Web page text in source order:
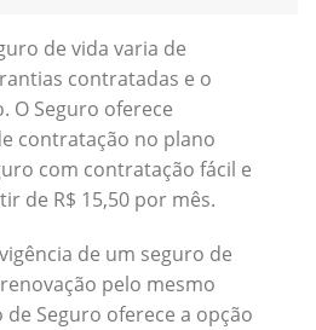
de vida varia de
contratadas e o
O Seguro oferece
contratação no plano
com contratação fácil e
de R$ 15,50 por mês.
de um seguro de
pelo mesmo
Seguro oferece a opção